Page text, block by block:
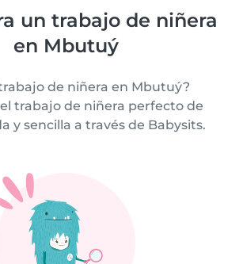
un trabajo de niñera
en Mbutuý
de niñera en Mbutuý?
trabajo de niñera perfecto de
y sencilla a través de Babysits.